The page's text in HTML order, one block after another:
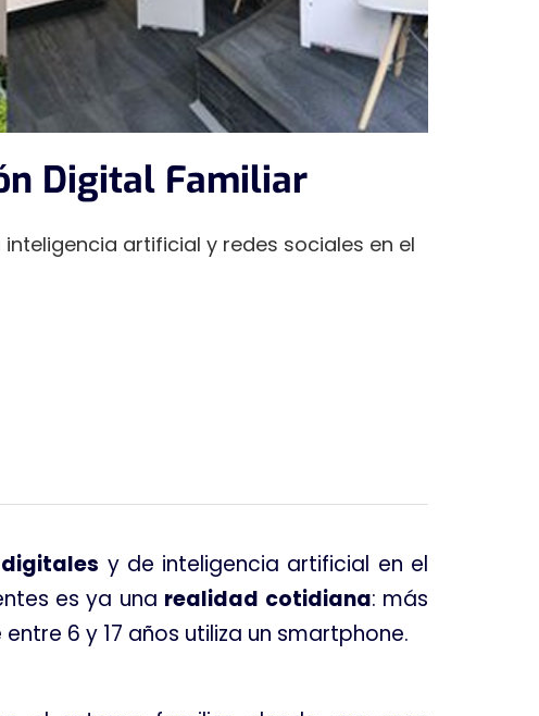
Digital Familiar
artificial y redes sociales en el
y de inteligencia artificial en el
es ya una realidad cotidiana: más
6 y 17 años utiliza un smartphone.